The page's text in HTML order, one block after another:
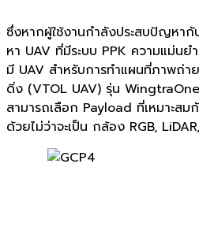
ซึ่งหากผู้ใช้งานกำลังประสบปัญหากั
หา UAV ที่มีระบบ PPK ความแม่นย
มี UAV สำหรับการทำแผนที่ภาพถ่า
ดิ่ง (VTOL UAV) รุ่น
สามารถเลือก Payload ที่เหมาะส
ด้วยไม่ว่าจะเป็น กล้อง RGB,